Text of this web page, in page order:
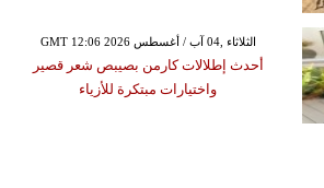
GMT 12:06 2026 الثلاثاء ,04 آب / أغسطس
أحدث إطلالات كارمن بصيبص شعر قصير
واختيارات مبتكرة للأزياء